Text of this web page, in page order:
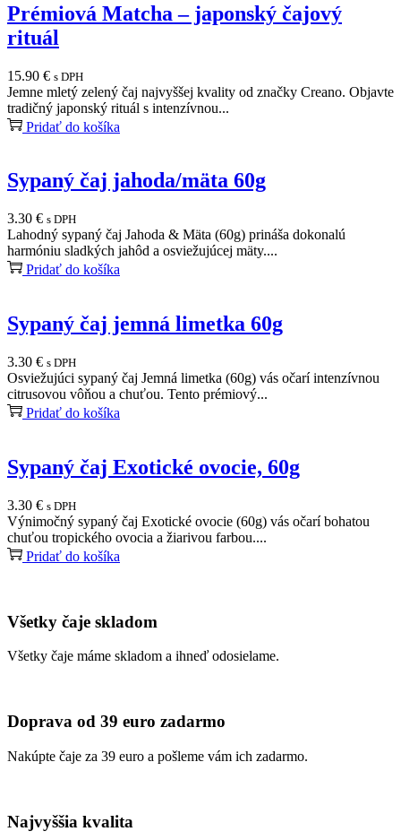
Prémiová Matcha – japonský čajový
rituál
15.90 € s DPH
Jemne mletý zelený čaj najvyššej kvality od značky Creano. Objavte
tradičný japonský rituál s intenzívnou...
Pridať do košíka
Sypaný čaj jahoda/mäta 60g
3.30 € s DPH
Lahodný sypaný čaj Jahoda & Mäta (60g) prináša dokonalú
harmóniu sladkých jahôd a osviežujúcej mäty....
Pridať do košíka
Sypaný čaj jemná limetka 60g
3.30 € s DPH
Osviežujúci sypaný čaj Jemná limetka (60g) vás očarí intenzívnou
citrusovou vôňou a chuťou. Tento prémiový...
Pridať do košíka
Sypaný čaj Exotické ovocie, 60g
3.30 € s DPH
Výnimočný sypaný čaj Exotické ovocie (60g) vás očarí bohatou
chuťou tropického ovocia a žiarivou farbou....
Pridať do košíka
Všetky čaje skladom
Všetky čaje máme skladom a ihneď odosielame.
Doprava od 39 euro zadarmo
Nakúpte čaje za 39 euro a pošleme vám ich zadarmo.
Najvyššia kvalita